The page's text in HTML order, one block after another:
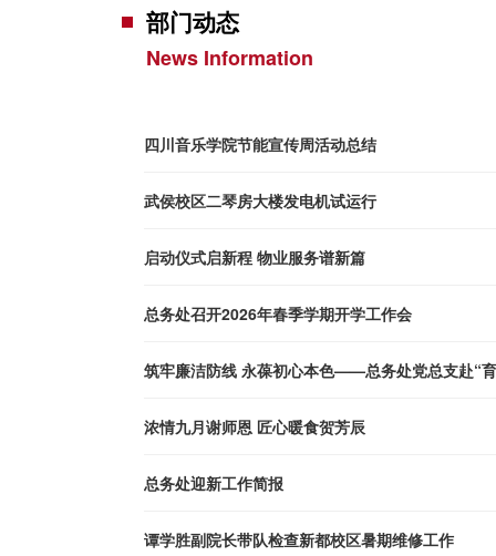
部门动态
News Information
四川音乐学院节能宣传周活动总结
武侯校区二琴房大楼发电机试运行
启动仪式启新程 物业服务谱新篇
总务处召开2026年春季学期开学工作会
筑牢廉洁防线 永葆初心本色——总务处党总支赴“
浓情九月谢师恩 匠心暖食贺芳辰
总务处迎新工作简报
谭学胜副院长带队检查新都校区暑期维修工作